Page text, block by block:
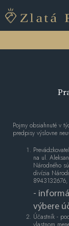
Pojmy obsiahnuté v
predpisy výslovne
na ul.
Národného
divízia
-
výbere
Účastník -